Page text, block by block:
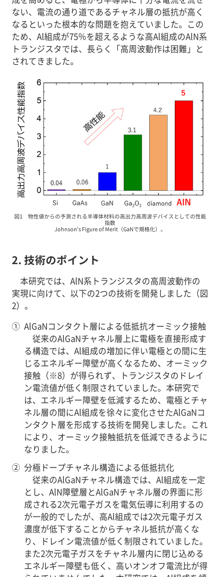
ない、電流の通り道であるチャネル層の抵抗が高く
なるといった根本的な問題を抱えていました。この
ため、Al組成が75％を超えるような高Al組成のAlN系
トランジスタでは、長らく「高周波動作は困難」と
されてきました。
図1 物性値からの予測される半導体材料の高出力高周波デバイスとしての性能
指数
Johnson's Figure of Merit（GaNで規格化）。
2. 技術のポイント
本研究では、AlN系トランジスタの高周波動作の
実現に向けて、以下の2つの技術を開発しました（図
2）。
① AlGaNコンタクト層による低抵抗オーミック接触
従来のAlGaNチャネル層上に電極を直接形成す
る構造では、Al組成の増加に伴い電極との間に生
じるエネルギー障壁が高くなるため、オーミック
接触（※8）が得られず、トランジスタのドレイ
ン電流値が低く制限されていました。本研究で
は、エネルギー障壁を低減するため、電極とチャ
ネル層の間にAl組成を徐々に変化させたAlGaNコ
ンタクト層を形成する技術を開発しました。これ
により、オーミック接触抵抗を低減できるように
なりました。
② 分極ドープチャネル構造による低抵抗化
従来のAlGaNチャネル構造では、Al組成を一定
とし、AlN障壁層とAlGaNチャネル層の界面に形
成される2次元電子ガスを電気伝導に利用するの
が一般的でしたが、高Al組成では2次元電子ガス
濃度が低下することからチャネル抵抗が高くな
り、ドレイン電流値が低く制限されていました。
また2次元電子ガスをチャネル層内に閉じ込める
エネルギー障壁も低く、高いオンオフ電流比が得